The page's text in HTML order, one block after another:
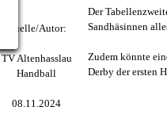
Quelle/Autor:
TV Altenhasslau
Handball
08.11.2024
Der
Sandhäsinnen
Zudem könnte
Derby der ersten